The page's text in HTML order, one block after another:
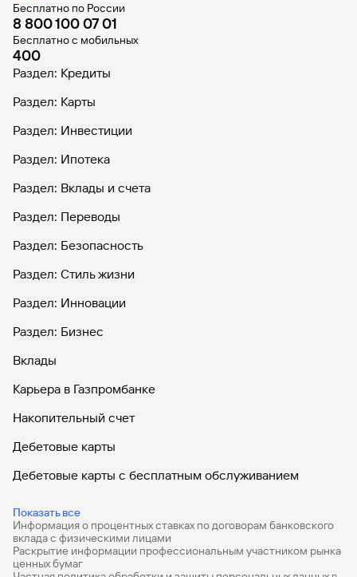
Бесплатно по России
8 800 100 07 01
Бесплатно с мобильных
400
Раздел: Кредиты
Раздел: Карты
Раздел: Инвестиции
Раздел: Ипотека
Раздел: Вклады и счета
Раздел: Переводы
Раздел: Безопасность
Раздел: Стиль жизни
Раздел: Инновации
Раздел: Бизнес
Вклады
Карьера в Газпромбанке
Накопительный счет
Дебетовые карты
Дебетовые карты с бесплатным обслуживанием
Показать все
Банковские вклады на 3 месяца
Вклады с высоким процентом
Информация о процентных ставках по договорам банковского
вклада с физическими лицами
Раскрытие информации профессиональным участником рынка
ценных бумаг